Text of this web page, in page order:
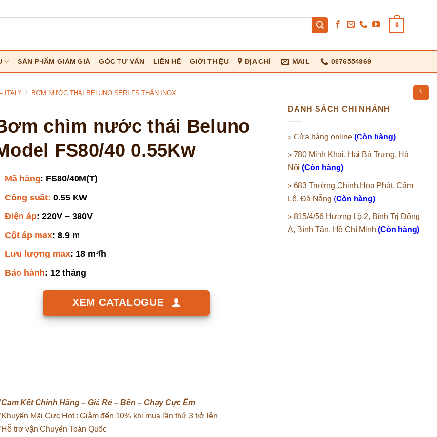
0
SẢN PHẨM GIẢM GIÁ GÓC TƯ VẤN LIÊN HỆ GIỚI THIỆU ĐỊA CHỈ MAIL 0976554969
ITALY / BƠM NƯỚC THẢI BELUNO SERI FS THÂN INOX
DANH SÁCH CHI NHÁNH
> Cửa hàng online (Còn hàng)
> 780 Minh Khai, Hai Bà Trưng, Hà
Nội (Còn hàng)
> 683 Trường Chinh,Hòa Phát, Cẩm
Lệ, Đà Nẵng (Còn hàng)
> 815/4/56 Hương Lộ 2, Bình Trị Đông
A, Bình Tân, Hồ Chí Minh (Còn hàng)
chìm nước thải Beluno
FS80/40 0.55Kw
Mã hàng: FS80/40M(T)
Công suất: 0.55 KW
Điện áp: 220V – 380V
Cột áp max: 8.9 m
Lưu lượng max: 18 m³/h
Bảo hành: 12 tháng
XEM CATALOGUE
Cam Kết Chính Hãng – Giá Rẻ – Bền – Chạy Cực Êm
Mãi Cực Hot : Giảm đến 10% khi mua lần thứ 3 trở lên
trợ vận Chuyển Toàn Quốc